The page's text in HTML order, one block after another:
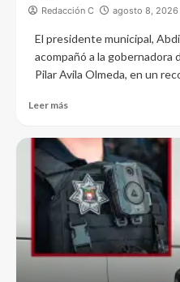
Redacción C agosto 8, 2026
El presidente municipal,
acompañó a la gobernadora
Pilar Avila Olmeda, en un
Leer más